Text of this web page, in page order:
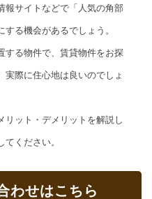
報サイトなどで「人気の角部
る機会があるでしょう。
する物件で、賃貸物件をお探
実際に住心地は良いのでしょ
リット・デメリットを解説し
ください。
わせはこちら